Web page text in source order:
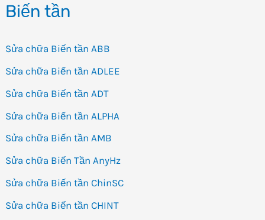
Biến tần
Sửa chữa Biến tần ABB
Sửa chữa Biến tần ADLEE
Sửa chữa Biến tần ADT
Sửa chữa Biến tần ALPHA
Sửa chữa Biến tần AMB
Sửa chữa Biến Tần AnyHz
Sửa chữa Biến tần ChinSC
Sửa chữa Biến tần CHINT
AD200